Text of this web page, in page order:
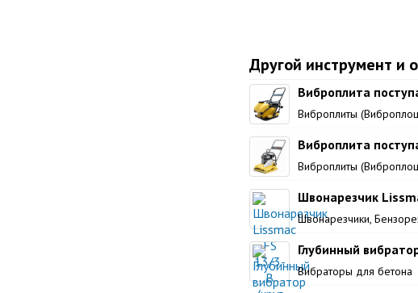
Другой инструмент и
Виброплита
Виброплиты
Виброплита
Виброплиты
Швонарезчик
Швонарезчики,
Глубинный
Вибраторы для бетона